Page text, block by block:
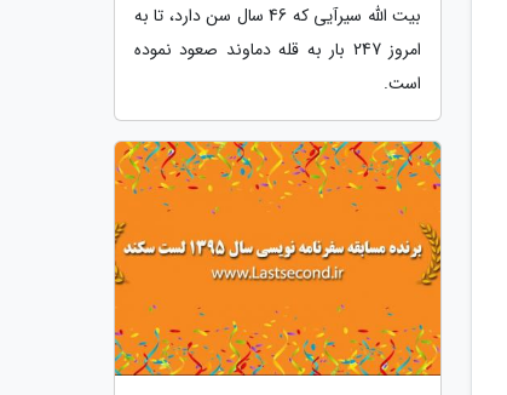
بیت الله سیرآیی که 46 سال سن دارد، تا به
امروز 247 بار به قله دماوند صعود نموده
است.